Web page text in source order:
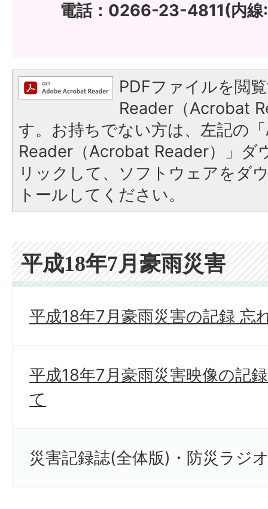
電話：0266-23-4811(内線
PDFファイルを閲
Reader（Acrobat
す。お持ちでない方は、左記の
Reader（Acrobat Reader）」ダ
リックして、ソフトウェアをダ
トールしてください。
平成18年7月豪雨災害
平成18年7月豪雨災害の記録 忘
平成18年7月豪雨災害映像の記
て
災害記録誌(全体版)・防災ラジ